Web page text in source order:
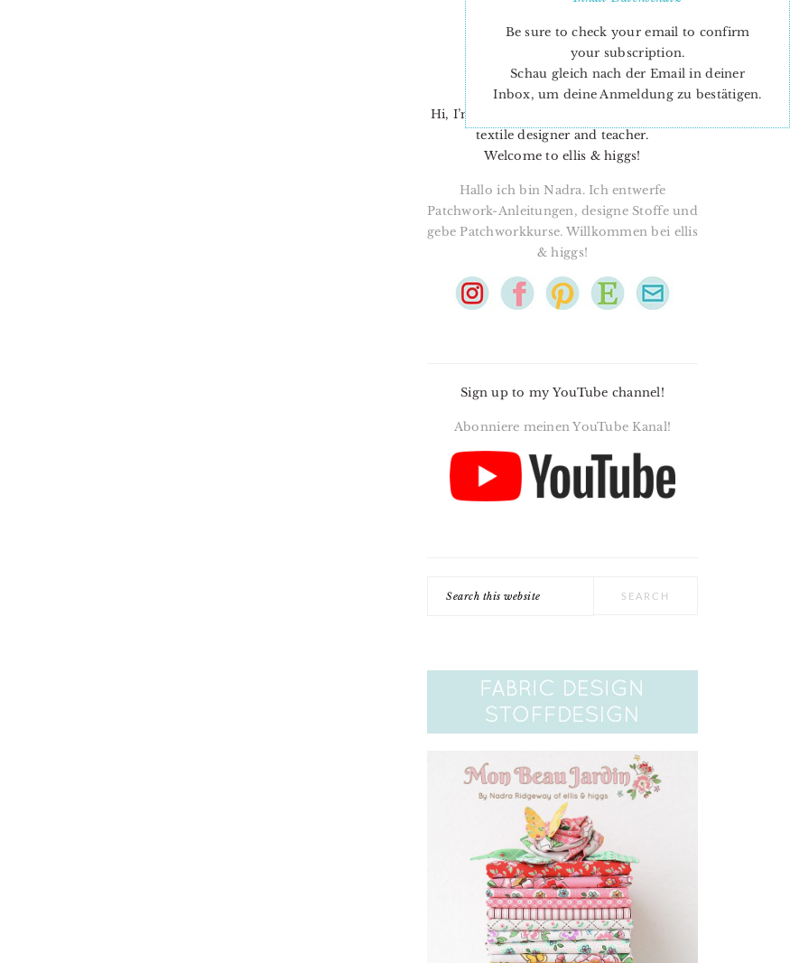
Hi, I’m Nadra. I’m a quilt pattern designer,
textile designer and teacher.
Welcome to ellis & higgs!
Hallo ich bin Nadra. Ich entwerfe
Patchwork-Anleitungen, designe Stoffe und
gebe Patchworkkurse. Willkommen bei ellis
& higgs!
Sign up to my YouTube channel!
Abonniere meinen YouTube Kanal!
Be sure to check your email to confirm
your subscription.
Schau gleich nach der Email in deiner
Inbox, um deine Anmeldung zu bestätigen.